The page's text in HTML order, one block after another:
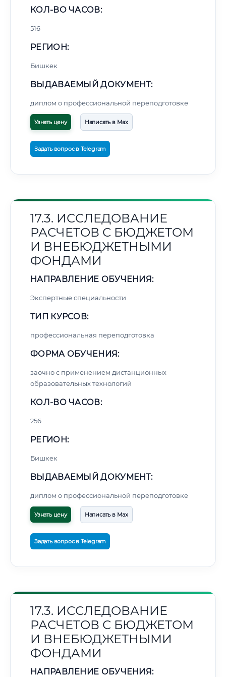
КОЛ-ВО ЧАСОВ:
516
РЕГИОН:
Бишкек
ВЫДАВАЕМЫЙ ДОКУМЕНТ:
диплом о профессиональной переподготовке
Узнать цену Написать в Max
Задать вопрос в Telegram
17.3. ИССЛЕДОВАНИЕ
РАСЧЕТОВ С БЮДЖЕТОМ
И ВНЕБЮДЖЕТНЫМИ
ФОНДАМИ
НАПРАВЛЕНИЕ ОБУЧЕНИЯ:
Экспертные специальности
ТИП КУРСОВ:
профессиональная переподготовка
ФОРМА ОБУЧЕНИЯ:
заочно с применением дистанционных
образовательных технологий
КОЛ-ВО ЧАСОВ:
256
РЕГИОН:
Бишкек
ВЫДАВАЕМЫЙ ДОКУМЕНТ:
диплом о профессиональной переподготовке
Узнать цену Написать в Max
Задать вопрос в Telegram
17.3. ИССЛЕДОВАНИЕ
РАСЧЕТОВ С БЮДЖЕТОМ
И ВНЕБЮДЖЕТНЫМИ
ФОНДАМИ
НАПРАВЛЕНИЕ ОБУЧЕНИЯ: